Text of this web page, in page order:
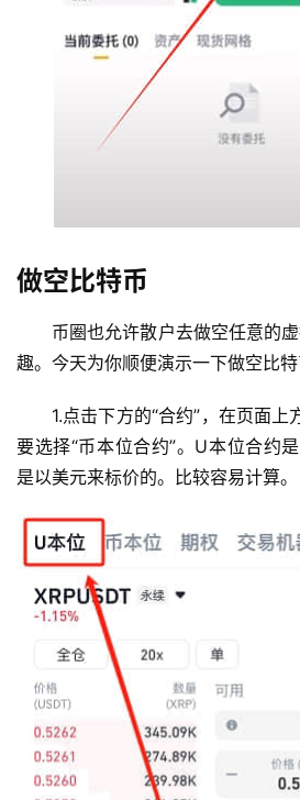
做空比特币
币圈也允许散户去做空任意的
趣。今天为你顺便演示一下做空比特
1.点击下方的“合约”，在页面上
要选择“币本位合约”。U本位合约
是以美元来标价的。比较容易计算。